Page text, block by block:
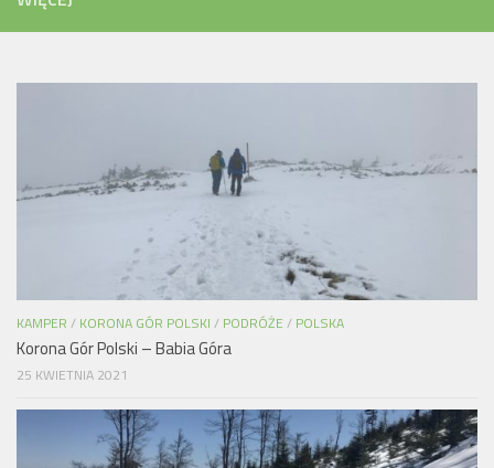
KAMPER / KORONA GÓR POLSKI / PODRÓŻE / POLSKA
Korona Gór Polski – Babia Góra
25 KWIETNIA 2021